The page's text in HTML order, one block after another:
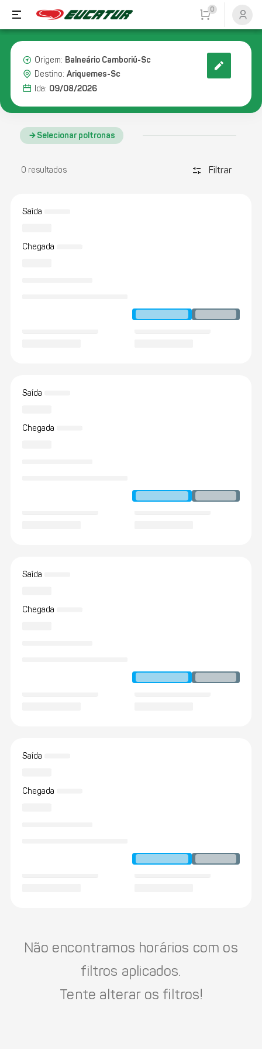
0
Origem: Balneário Camboriú-Sc
Destino: Ariquemes-Sc
Ida: 09/08/2026
Selecionar poltronas
0 resultados discover_tune Filtrar
Saída
Chegada
Saída
Chegada
Saída
Chegada
Saída
Chegada
Não encontramos horários com os
filtros aplicados.
Tente alterar os filtros!